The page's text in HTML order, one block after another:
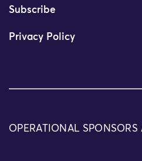
Subscribe
Privacy Policy
OPERATIONAL SPONSORS